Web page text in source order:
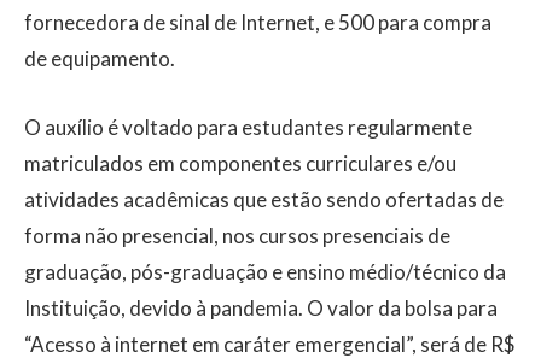
fornecedora de sinal de Internet, e 500 para compra
de equipamento.
O auxílio é voltado para estudantes regularmente
matriculados em componentes curriculares e/ou
atividades acadêmicas que estão sendo ofertadas de
forma não presencial, nos cursos presenciais de
graduação, pós-graduação e ensino médio/técnico da
Instituição, devido à pandemia. O valor da bolsa para
“Acesso à internet em caráter emergencial”, será de R$